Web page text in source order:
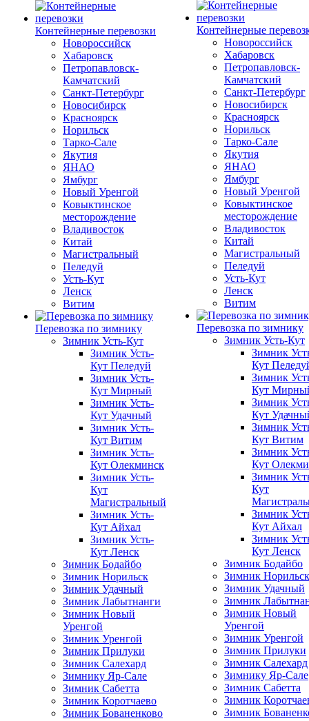
Контейнерные перевозки
Новороссийск
Хабаровск
Петропавловск-
Камчатский
Санкт-Петербург
Новосибирск
Красноярск
Норильск
Тарко-Сале
Якутия
ЯНАО
Ямбург
Новый Уренгой
Ковыктинское
месторождение
Владивосток
Китай
Магистральный
Пеледуй
Усть-Кут
Ленск
Витим
Перевозка по зимнику
Зимник Усть-Кут
Зимник Усть-
Кут Пеледуй
Зимник Усть-
Кут Мирный
Зимник Усть-
Кут Удачный
Зимник Усть-
Кут Витим
Зимник Усть-
Кут Олекминск
Зимник Усть-
Кут
Магистральный
Зимник Усть-
Кут Айхал
Зимник Усть-
Кут Ленск
Зимник Бодайбо
Зимник Норильск
Зимник Удачный
Зимник Лабытнанги
Зимник Новый
Уренгой
Зимник Уренгой
Зимник Прилуки
Зимник Салехард
Зимнику Яр-Сале
Зимник Сабетта
Зимник Коротчаево
Зимник Бованенково
Контейнерные
Новороссийск
Хабаровск
Петропавловск-
Камчатский
Санкт-Петербург
Новосибирск
Красноярск
Норильск
Тарко-Сале
Якутия
ЯНАО
Ямбург
Новый Уренгой
Ковыктинское
месторождение
Владивосток
Китай
Магистральный
Пеледуй
Усть-Кут
Ленск
Витим
Перевозка по зимнику
Зимник Усть-Кут
Зимник
Кут
Зимник
Кут
Зимник
Кут
Зимник
Кут Витим
Зимник
Кут
Зимник
Кут
Зимник
Кут Айхал
Зимник
Кут Ленск
Зимник Бодайбо
Зимник Норильск
Зимник Удачный
Зимник
Зимник Новый
Уренгой
Зимник Уренгой
Зимник Прилуки
Зимник Салехард
Зимнику Яр-Сале
Зимник Сабетта
Зимник
Зимник